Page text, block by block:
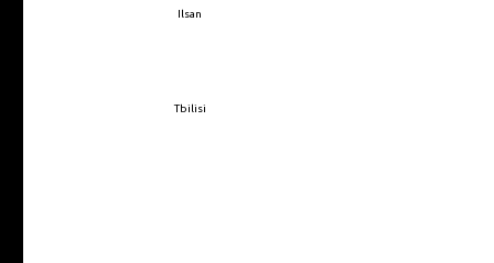
Ilsan
Tbilisi